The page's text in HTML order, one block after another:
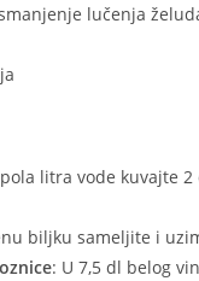
lučenja
litra vode kuvajte
biljku sameljite i
: U 7,5 dl belog